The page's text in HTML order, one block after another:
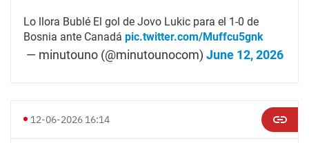
Lo llora Bublé El gol de Jovo Lukic para el 1-0 de
Bosnia ante Canadá pic.twitter.com/Muffcu5gnk
— minutouno (@minutounocom) June 12, 2026
12-06-2026 16:14